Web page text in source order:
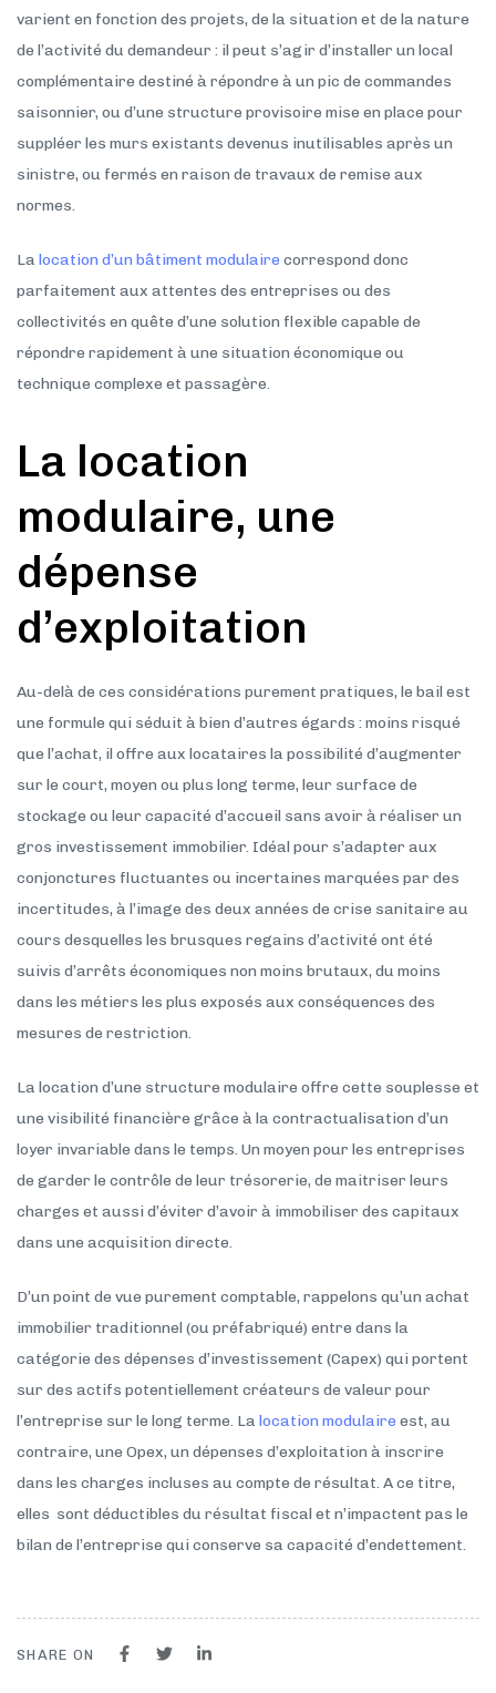
varient en fonction des projets, de la situation et de la nature
de l’activité du demandeur : il peut s’agir d’installer un local
complémentaire destiné à répondre à un pic de commandes
saisonnier, ou d’une structure provisoire mise en place pour
suppléer les murs existants devenus inutilisables après un
sinistre, ou fermés en raison de travaux de remise aux
normes.
La location d’un bâtiment modulaire correspond donc
parfaitement aux attentes des entreprises ou des
collectivités en quête d’une solution flexible capable de
répondre rapidement à une situation économique ou
technique complexe et passagère.
La location
modulaire, une
dépense
d’exploitation
Au-delà de ces considérations purement pratiques, le bail est
une formule qui séduit à bien d’autres égards : moins risqué
que l’achat, il offre aux locataires la possibilité d’augmenter
sur le court, moyen ou plus long terme, leur surface de
stockage ou leur capacité d’accueil sans avoir à réaliser un
gros investissement immobilier. Idéal pour s’adapter aux
conjonctures fluctuantes ou incertaines marquées par des
incertitudes, à l’image des deux années de crise sanitaire au
cours desquelles les brusques regains d’activité ont été
suivis d’arrêts économiques non moins brutaux, du moins
dans les métiers les plus exposés aux conséquences des
mesures de restriction.
La location d’une structure modulaire offre cette souplesse et
une visibilité financière grâce à la contractualisation d’un
loyer invariable dans le temps. Un moyen pour les entreprises
de garder le contrôle de leur trésorerie, de maitriser leurs
charges et aussi d’éviter d’avoir à immobiliser des capitaux
dans une acquisition directe.
D’un point de vue purement comptable, rappelons qu’un achat
immobilier traditionnel (ou préfabriqué) entre dans la
catégorie des dépenses d’investissement (Capex) qui portent
sur des actifs potentiellement créateurs de valeur pour
l’entreprise sur le long terme. La location modulaire est, au
contraire, une Opex, un dépenses d’exploitation à inscrire
dans les charges incluses au compte de résultat. A ce titre,
elles sont déductibles du résultat fiscal et n’impactent pas le
bilan de l’entreprise qui conserve sa capacité d’endettement.
SHARE ON